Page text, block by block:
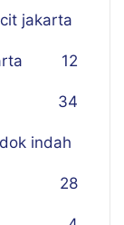
jakarta
12
34
indah
28